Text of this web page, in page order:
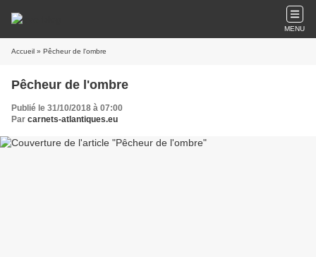
MENU
Accueil » Pêcheur de l'ombre
Pêcheur de l'ombre
Publié le 31/10/2018 à 07:00
Par carnets-atlantiques.eu